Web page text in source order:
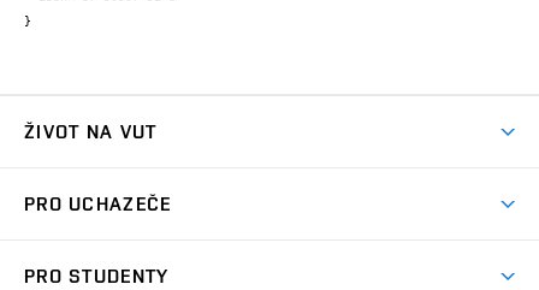
}
ŽIVOT NA VUT
Koleje
PRO UCHAZEČE
PRO STUDENTY